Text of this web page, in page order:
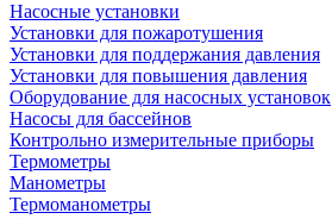
Насосные установки
Установки для пожаротушения
Установки для поддержания давления
Установки для повышения давления
Оборудование для насосных установок
Насосы для бассейнов
Контрольно измерительные приборы
Термометры
Манометры
Термоманометры